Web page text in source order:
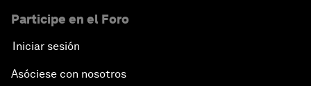
Participe en el Foro
Iniciar sesión
Asóciese con nosotros